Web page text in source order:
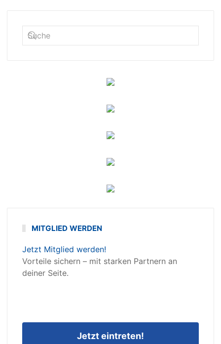
MITGLIED WERDEN
Jetzt Mitglied werden!
Vorteile sichern – mit starken Partnern an
deiner Seite.
Jetzt eintreten!